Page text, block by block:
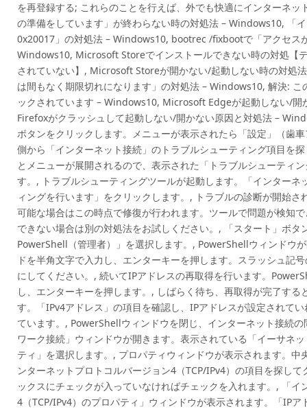
を再登録する; これらのことを行えば、外でも快適にインターネ
の準備をしています」が終わらない時の対処法 – Windows10, 「
0x20017」の対処法 – Windows10, bootrec /fixbootで「アクセス
Windows10, Microsoft Storeでインストールできない時の対処【
されていない】, Microsoft Storeが開かない/起動しない時の対処
は間もなく期限切れになります」の対処法 – Windows10, 解決:
ックされています – Windows10, Microsoft Edgeが起動しない/
Firefoxがクラッシュして起動しない/開かない原因と対処法 –
ボタンをクリックします。メニューが表示されたら「設定」（歯
側から「インターネット接続」のトラブルシューティング項目を
とメニューが展開されるので、表示された「トラブルシューティ
す。, トラブルシューティングツールが起動します。「インター
ィングを行います」をクリックします。, トラブルの診断が開始
可能な場合はこの時点で修復が行われます。ツールで問題が検知
できない場合は別の対処法をお試しください。, 「スタート」ボ
PowerShell（管理者）」を選択します。, PowerShellウィンドウ
ドを半角文字で入力し、エンターキーを押します。スラッシュ記
にしてください。, 続いてIPアドレスの再取得を行います。
し、エンターキーを押します。, しばらく待ち、再取得が完了す
す。「IPv4アドレス」の項目を確認し、IPアドレスが設定されて
ています。, PowerShellウィンドウを閉じ、インターネット接続
ワーク接続」ウィンドウが開きます。表示されている「イーサネ
ティ」を選択します。, プロパティウィンドウが表示されます。
ンターネットプロトコルバージョン4（TCP/IPv4）の項目を探し
ックスにチェックが入っていなければチェックを入れます。, 「
4（TCP/IPv4）のプロパティ」ウィンドウが表示されます。「IP